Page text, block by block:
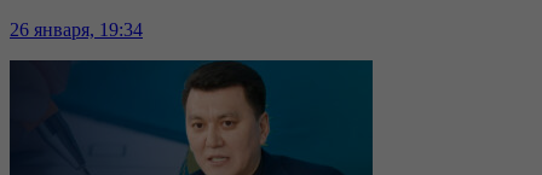
26 января, 19:34